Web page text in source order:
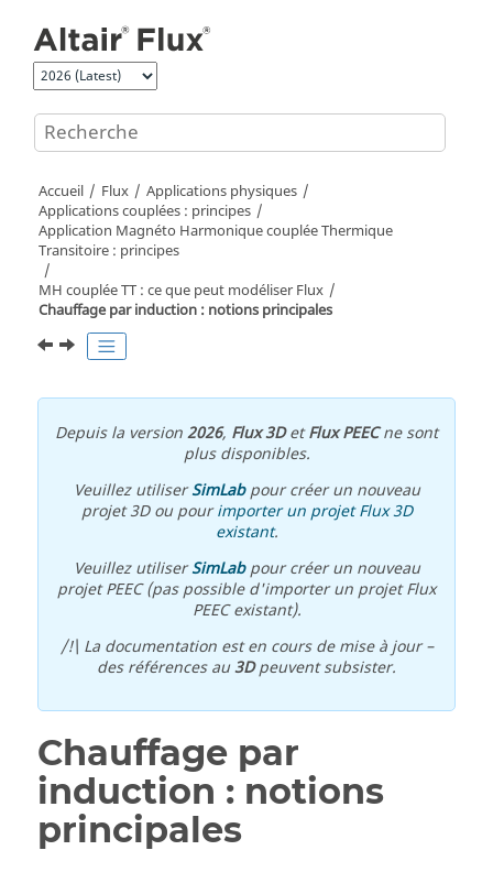
Accueil Flux
Applications physiques
Applications couplées : principes
Application Magnéto Harmonique couplée Thermique
Transitoire : principes
MH couplée TT : ce que peut modéliser Flux
Chauffage par induction : notions principales
Depuis la version2026, Flux 3DetFlux PEECne sont
plus disponibles.
Veuillez utiliserSimLabpour créer un nouveau
projet 3D ou pourimporter un projet Flux 3D
existant.
Veuillez utiliserSimLabpour créer un nouveau
projet PEEC (pas possible d'importer un projet Flux
PEEC existant).
/!\ La documentation est en cours de mise à jour –
des références au3Dpeuvent subsister.
Chauffage par
induction : notions
principales